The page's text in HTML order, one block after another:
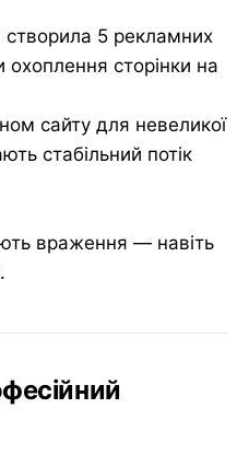
створила 5 рекламних
охоплення сторінки на
сайту для невеликої
стабільний потік
враження — навіть